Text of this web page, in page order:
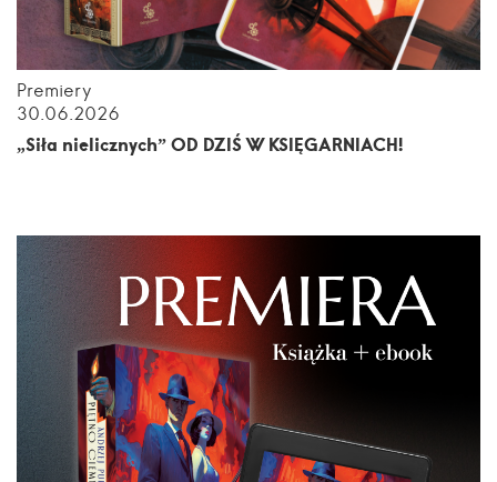
Premiery
30.06.2026
„Siła nielicznych” OD DZIŚ W KSIĘGARNIACH!